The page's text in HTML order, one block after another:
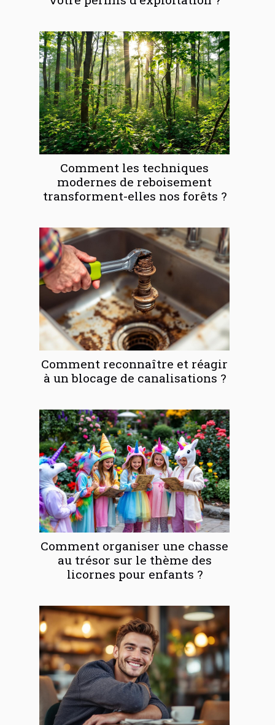
Comment les techniques
modernes de reboisement
transforment-elles nos forêts ?
Comment reconnaître et réagir
à un blocage de canalisations ?
Comment organiser une chasse
au trésor sur le thème des
licornes pour enfants ?